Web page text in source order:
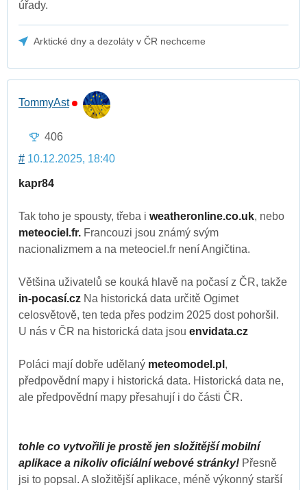
úřady.
Arktické dny a dezoláty v ČR nechceme
TommyAst
406
# 10.12.2025, 18:40
kapr84
Tak toho je spousty, třeba i weatheronline.co.uk, nebo
meteociel.fr. Francouzi jsou známý svým
nacionalizmem a na meteociel.fr není Angičtina.
Většina uživatelů se kouká hlavě na počasí z ČR, takže
in-pocasí.cz Na historická data určitě Ogimet
celosvětově, ten teda přes podzim 2025 dost pohoršil.
U nás v ČR na historická data jsou envidata.cz
Poláci mají dobře udělaný meteomodel.pl ,
předpovědní mapy i historická data. Historická data ne,
ale předpovědní mapy přesahují i do části ČR.
tohle co vytvořili je prostě jen složitější mobilní
aplikace a nikoliv oficiální webové stránky! Přesně
jsi to popsal. A složitější aplikace, méně výkonný starší